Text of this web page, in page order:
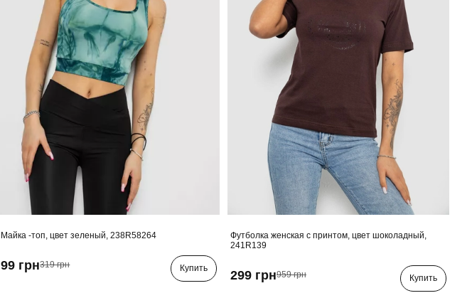
Майка -топ, цвет зеленый, 238R58264
99 грн319 грн Купить
Футболка женская с принтом, цвет шоколадный,
241R139
299 грн959 грн Купить